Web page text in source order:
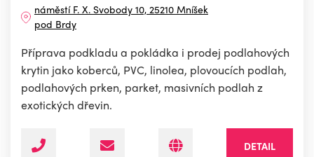
náměstí F. X. Svobody 10, 25210 Mníšek
pod Brdy
Příprava podkladu a pokládka i prodej podlahových
krytin jako koberců, PVC, linolea, plovoucích podlah,
podlahových prken, parket, masivních podlah z
exotických dřevin.
DETAIL